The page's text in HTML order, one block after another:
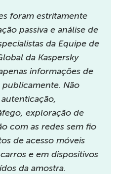
foram estritamente
passiva e análise de
da Equipe de
da Kaspersky
informações de
Não
exploração de
com as redes sem fio
de acesso móveis
e em dispositivos
da amostra.